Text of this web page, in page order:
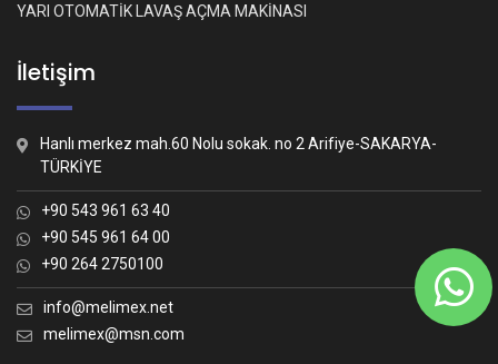
YARI OTOMATİK LAVAŞ AÇMA MAKİNASI
İletişim
Hanlı merkez mah.60 Nolu sokak. no 2 Arifiye-SAKARYA-
TÜRKİYE
+90 543 961 63 40
+90 545 961 64 00
+90 264 2750100
info@melimex.net
melimex@msn.com
Nasıl yardımcı olabiliriz?